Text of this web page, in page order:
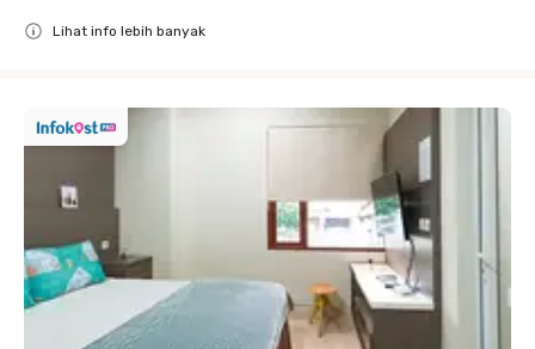
Lihat info lebih banyak